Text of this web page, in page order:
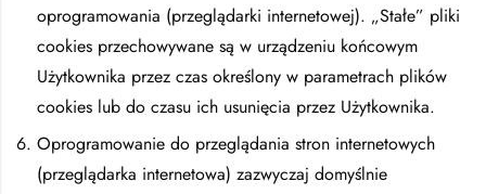
oprogramowania (przeglądarki internetowej). „Stałe” pliki
cookies przechowywane są w urządzeniu końcowym
Użytkownika przez czas określony w parametrach plików
cookies lub do czasu ich usunięcia przez Użytkownika.
Oprogramowanie do przeglądania stron internetowych
(przeglądarka internetowa) zazwyczaj domyślnie